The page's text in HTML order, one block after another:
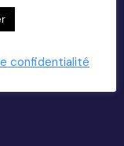
confidentialité